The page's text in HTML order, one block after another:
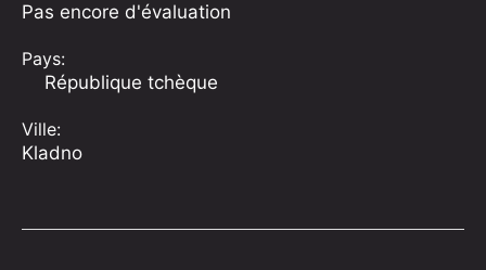
Pas encore d'évaluation
Pays:
République tchèque
Ville:
Kladno